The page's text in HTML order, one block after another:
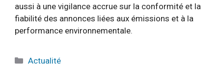
aussi à une vigilance accrue sur la conformité et la
fiabilité des annonces liées aux émissions et à la
performance environnementale.
Catégories
Actualité